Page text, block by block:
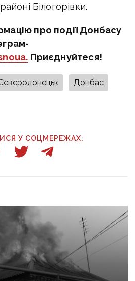
Білогорівки.
про події Донбасу
Приєднуйтеся!
Донбас
У СОЦМЕРЕЖАХ: